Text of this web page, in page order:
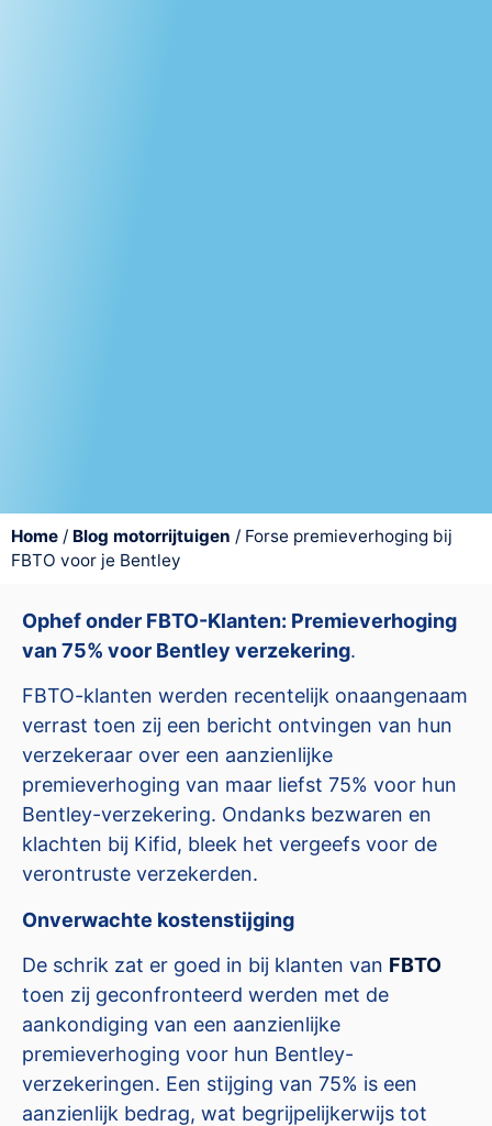
Home / Blog motorrijtuigen / Forse premieverhoging bij
FBTO voor je Bentley
Ophef onder FBTO-Klanten: Premieverhoging
van 75% voor Bentley verzekering.
FBTO-klanten werden recentelijk onaangenaam
verrast toen zij een bericht ontvingen van hun
verzekeraar over een aanzienlijke
premieverhoging van maar liefst 75% voor hun
Bentley-verzekering. Ondanks bezwaren en
klachten bij Kifid, bleek het vergeefs voor de
verontruste verzekerden.
Onverwachte kostenstijging
De schrik zat er goed in bij klanten van FBTO
toen zij geconfronteerd werden met de
aankondiging van een aanzienlijke
premieverhoging voor hun Bentley-
verzekeringen. Een stijging van 75% is een
aanzienlijk bedrag, wat begrijpelijkerwijs tot